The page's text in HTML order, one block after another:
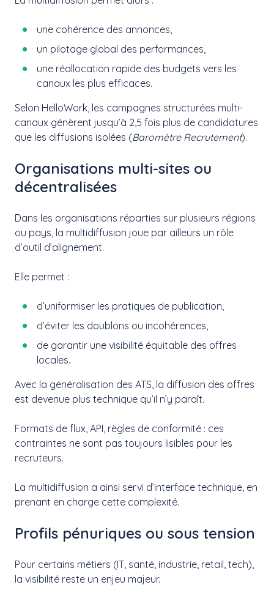
une cohérence des annonces,
un pilotage global des performances,
une réallocation rapide des budgets vers les
canaux les plus efficaces.
Selon HelloWork, les campagnes structurées multi-
canaux génèrent jusqu’à 2,5 fois plus de candidatures
que les diffusions isolées (Baromètre Recrutement).
Organisations multi-sites ou
décentralisées
Dans les organisations réparties sur plusieurs régions
ou pays, la multidiffusion joue par ailleurs un rôle
d’outil d’alignement.
Elle permet :
d’uniformiser les pratiques de publication,
d’éviter les doublons ou incohérences,
de garantir une visibilité équitable des offres
locales.
Avec la généralisation des ATS, la diffusion des offres
est devenue plus technique qu’il n’y paraît.
Formats de flux, API, règles de conformité : ces
contraintes ne sont pas toujours lisibles pour les
recruteurs.
La multidiffusion a ainsi servi d’interface technique, en
prenant en charge cette complexité.
Profils pénuriques ou sous tension
Pour certains métiers (IT, santé, industrie, retail, tech),
la visibilité reste un enjeu majeur.